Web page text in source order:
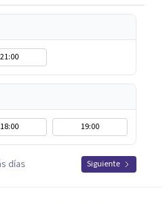
21:00
18:00 19:00
días Siguiente